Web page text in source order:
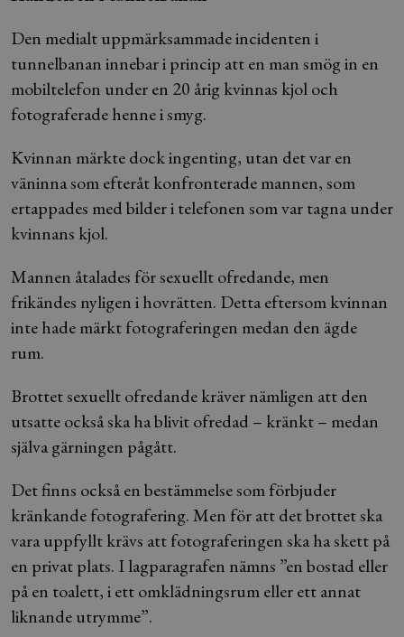
Den medialt uppmärksammade incidenten i
tunnelbanan innebar i princip att en man smög in en
mobiltelefon under en 20 årig kvinnas kjol och
fotograferade henne i smyg.
Kvinnan märkte dock ingenting, utan det var en
väninna som efteråt konfronterade mannen, som
ertappades med bilder i telefonen som var tagna under
kvinnans kjol.
Mannen åtalades för sexuellt ofredande, men
frikändes nyligen i hovrätten. Detta eftersom kvinnan
inte hade märkt fotograferingen medan den ägde
rum.
Brottet sexuellt ofredande kräver nämligen att den
utsatte också ska ha blivit ofredad – kränkt – medan
själva gärningen pågått.
Det finns också en bestämmelse som förbjuder
kränkande fotografering. Men för att det brottet ska
vara uppfyllt krävs att fotograferingen ska ha skett på
en privat plats. I lagparagrafen nämns ”en bostad eller
på en toalett, i ett omklädningsrum eller ett annat
liknande utrymme”.